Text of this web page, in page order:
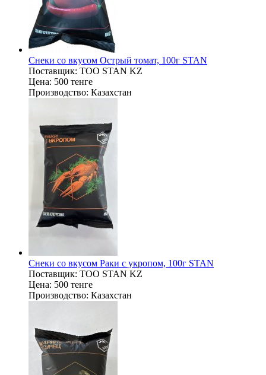
Снеки со вкусом Острый томат, 100г STAN
Поставщик: ТОО STAN KZ
Цена: 500 тенге
Производство: Казахстан
Снеки со вкусом Раки с укропом, 100г STAN
Поставщик: ТОО STAN KZ
Цена: 500 тенге
Производство: Казахстан